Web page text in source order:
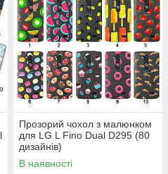
Прозорий чохол з малюнком
для LG L Fino Dual D295 (80
дизайнів)
В наявності